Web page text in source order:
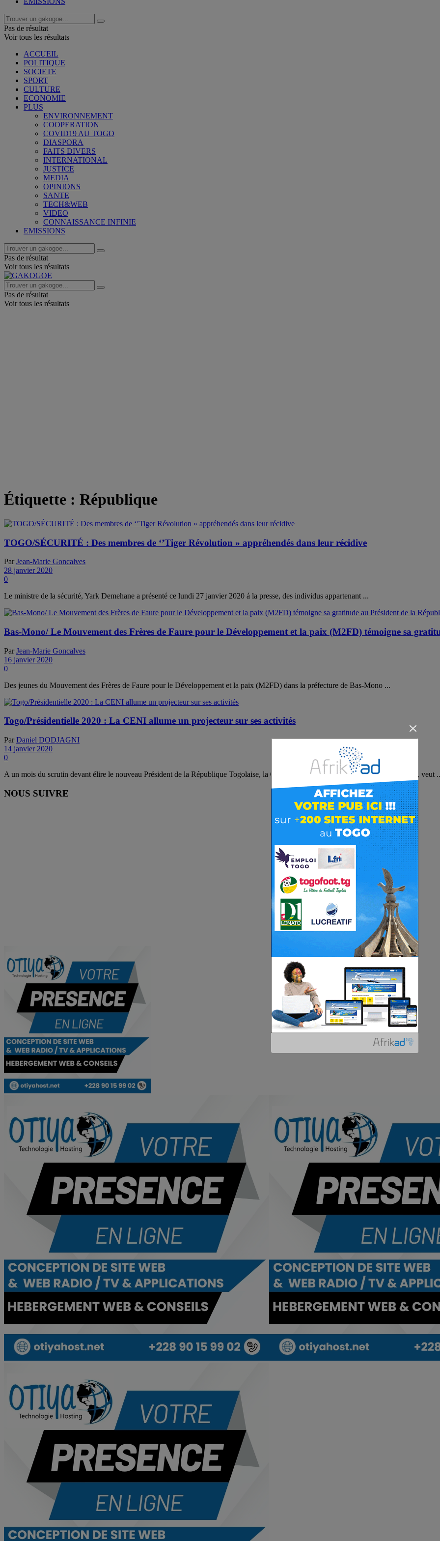
Pas de résultat
Voir tous les résultats
ACCUEIL
POLITIQUE
SOCIETE
SPORT
CULTURE
ECONOMIE
PLUS
ENVIRONNEMENT
COOPERATION
COVID19 AU TOGO
DIASPORA
FAITS DIVERS
INTERNATIONAL
JUSTICE
MEDIA
OPINIONS
SANTE
TECH&WEB
VIDEO
CONNAISSANCE INFINIE
EMISSIONS
Pas de résultat
Voir tous les résultats
Pas de résultat
Voir tous les résultats
Étiquette : République
TOGO/SÉCURITÉ : Des membres de ‘’Tiger Révolution » appréhendés dans leur récidive
Par Jean-Marie Goncalves
28 janvier 2020
0
Le ministre de la sécurité, Yark Demehane a présenté ce lundi 27 janvier 2020 á la presse, des individus appartenant ...
Bas-Mono/ Le Mouvement des Frères de Faure pour le Développement et la paix (M2FD) témoigne sa
Par Jean-Marie Goncalves
16 janvier 2020
0
Des jeunes du Mouvement des Frères de Faure pour le Développement et la paix (M2FD) dans la préfecture de Bas-Mono ...
Togo/Présidentielle 2020 : La CENI allume un projecteur sur ses activités
Par Daniel DODJAGNI
14 janvier 2020
0
A un mois du scrutin devant élire le nouveau Président de la République Togolaise, la Commission Électorale Nationale Indépendante, veut
NOUS SUIVRE